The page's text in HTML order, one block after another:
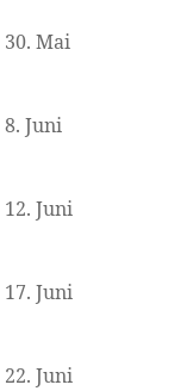
30. Mai
8. Juni
12. Juni
17. Juni
22. Juni